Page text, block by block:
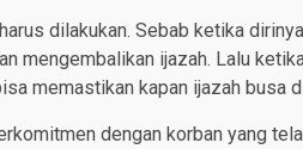
dilakukan. Sebab ketika
mengembalikan ijazah. Lalu
memastikan kapan ijazah busa
dengan korban yang